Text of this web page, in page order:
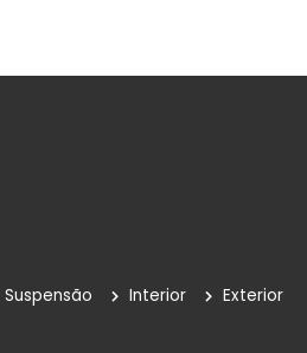
Suspensão Interior Exterior